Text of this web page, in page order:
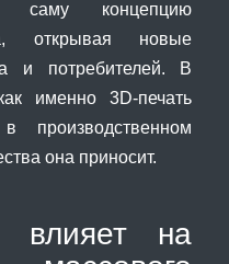
саму концепцию
открывая новые
и потребителей. В
именно 3D-печать
она приносит.
влияет на